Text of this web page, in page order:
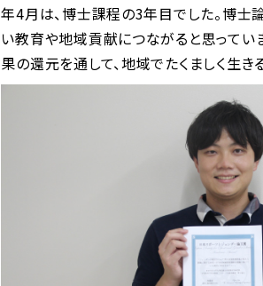
年4月は、博士課程の3年目でした。博士
い教育や地域貢献につながると思ってい
果の還元を通して、地域でたくましく生き